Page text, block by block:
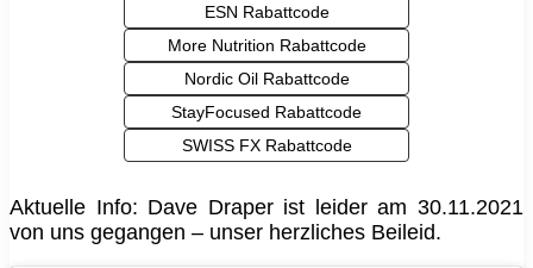
ESN Rabattcode
More Nutrition Rabattcode
Nordic Oil Rabattcode
StayFocused Rabattcode
SWISS FX Rabattcode
Aktuelle Info: Dave Draper ist leider am 30.11.2021
von uns gegangen – unser herzliches Beileid.